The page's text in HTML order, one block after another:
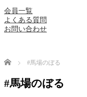
会員一覧
よくある質問
お問い合わせ
Home #馬場のぼる
#馬場のぼる